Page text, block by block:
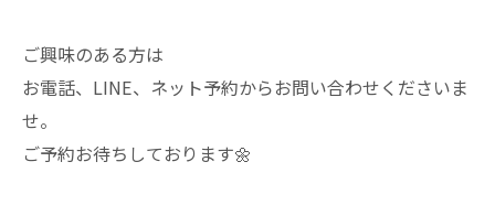
ご興味のある方は
お電話、LINE、ネット予約からお問い合わせくださいま
せ。
ご予約お待ちしております🌼